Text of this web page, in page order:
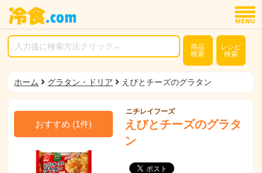
商品
検索
レシピ
検索
ホーム グラタン・ドリア えびとチーズのグラタン
おすすめ (1件)
ニチレイフーズ
えびとチーズのグラタ
ン